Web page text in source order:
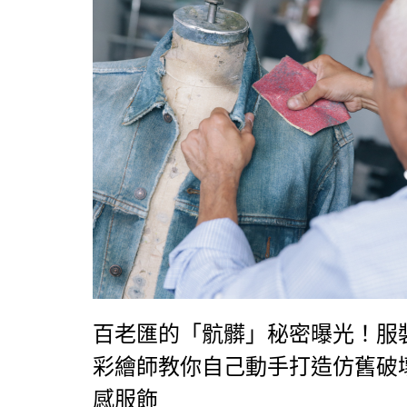
百老匯的「骯髒」秘密曝光！服
彩繪師教你自己動手打造仿舊破
感服飾